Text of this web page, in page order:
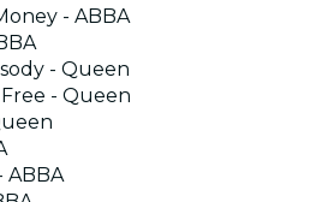
- ABBA
- Queen
- Queen
ABBA